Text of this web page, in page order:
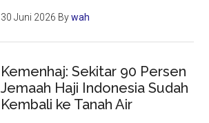
30 Juni 2026 Bywah
Kemenhaj: Sekitar 90 Persen
Jemaah Haji Indonesia Sudah
Kembali ke Tanah Air